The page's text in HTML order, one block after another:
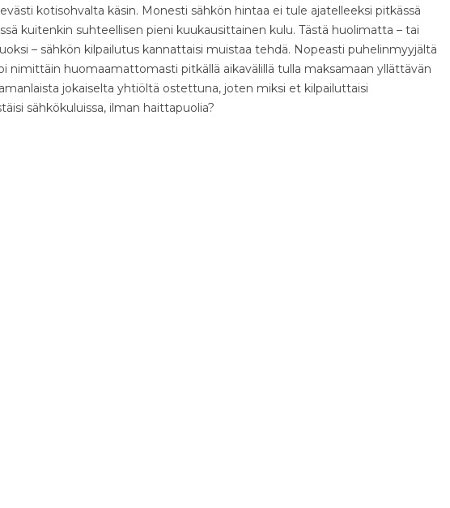
kotisohvalta käsin. Monesti sähkön hintaa ei tule ajatelleeksi pitkässä
kuitenkin suhteellisen pieni kuukausittainen kulu. Tästä huolimatta – tai
– sähkön kilpailutus kannattaisi muistaa tehdä. Nopeasti puhelinmyyjältä
nimittäin huomaamattomasti pitkällä aikavälillä tulla maksamaan yllättävän
jokaiselta yhtiöltä ostettuna, joten miksi et kilpailuttaisi
sähkökuluissa, ilman haittapuolia?